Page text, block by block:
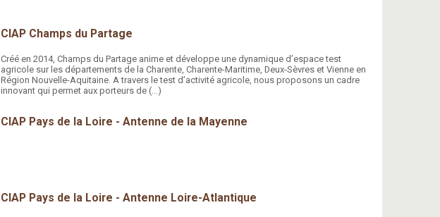
CIAP Champs du Partage
Créé en 2014, Champs du Partage anime et développe une dynamique d’espace test
agricole sur les départements de la Charente, Charente-Maritime, Deux-Sèvres et Vienne en
Région Nouvelle-Aquitaine. A travers le test d’activité agricole, nous proposons un cadre
innovant qui permet aux porteurs de (…)
CIAP Pays de la Loire - Antenne de la Mayenne
CIAP Pays de la Loire - Antenne Loire-Atlantique